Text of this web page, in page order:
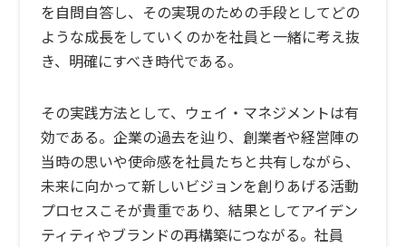
を自問自答し、その実現のための手段としてどの
ような成長をしていくのかを社員と一緒に考え抜
き、明確にすべき時代である。
その実践方法として、ウェイ・マネジメントは有
効である。企業の過去を辿り、創業者や経営陣の
当時の思いや使命感を社員たちと共有しながら、
未来に向かって新しいビジョンを創りあげる活動
プロセスこそが貴重であり、結果としてアイデン
ティティやブランドの再構築につながる。社員